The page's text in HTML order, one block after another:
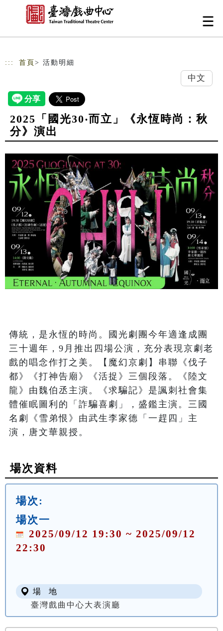
跳到主要內容
網站導覽
::: 首頁 > 活動明細
中文
2025「國光30‧而立」《永恆時尚：秋
分》演出
傳統，是永恆的時尚。國光劇團今年適逢成團
三十週年，9月推出四場公演，充分表現京劇老
戲的唱念作打之美。【魔幻京劇】串聯《伐子
都》《打神告廟》《活捉》三個段落。《陸文
龍》由魏伯丞主演。《求騙記》是諷刺社會集
體催眠圖利的「詐騙喜劇」，盛鑑主演。三國
名劇《雪弟恨》由武生李家德「一趕四」主
演，唐文華親授。
場次資料
場次:
場次一
2025/09/12 19:30 ~ 2025/09/12
22:30
場 地
臺灣戲曲中心大表演廳